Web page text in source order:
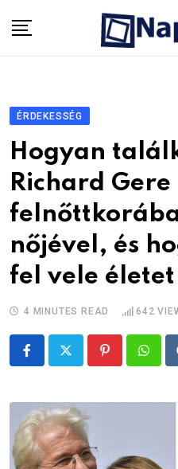
ÉRDEKESSÉG
Hogyan
Richard Gere
nőjével, és
fel vele életet
4 MINUTES READ 642
Pinterest